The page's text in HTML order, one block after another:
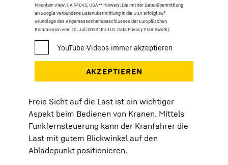
Mountain View, CA 94043, USA** Hinweis: Die mit der Datenübermittlung
an Google verbundene Datenübermittlung in die USA erfolgt auf
Grundlage des Angemessenheitsbeschlusses der Europäischen
Kommission vom 10. Juli 2023 (EU-U.S. Data Privacy Framework).
Freie Sicht auf die Last ist ein wichtiger
Aspekt beim Bedienen von Kranen. Mittels
Funkfernsteuerung kann der Kranfahrer die
Last mit gutem Blickwinkel auf den
Abladepunkt positionieren.